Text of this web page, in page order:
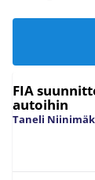
FIA
autoihin
Taneli